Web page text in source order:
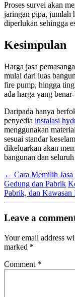
Proses survei akan
jaringan pipa, jumlah
diperlukan sehingga
Kesimpulan
Harga jasa
mulai dari luas
fire pump, hingga
ada harga yang
Daripada hanya
penyedia instalasi
menggunakan
sesuai standar
dikeluarkan akan
bangunan dan
← Cara Memilih
Gedung dan Pabrik
Pabrik, dan Kawasan
Leave a
Your email address
marked *
Comment *